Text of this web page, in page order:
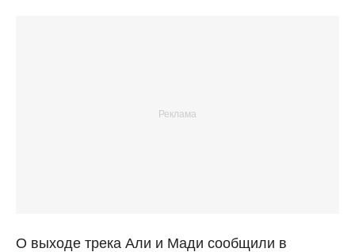
О выходе трека Али и Мади сообщили в